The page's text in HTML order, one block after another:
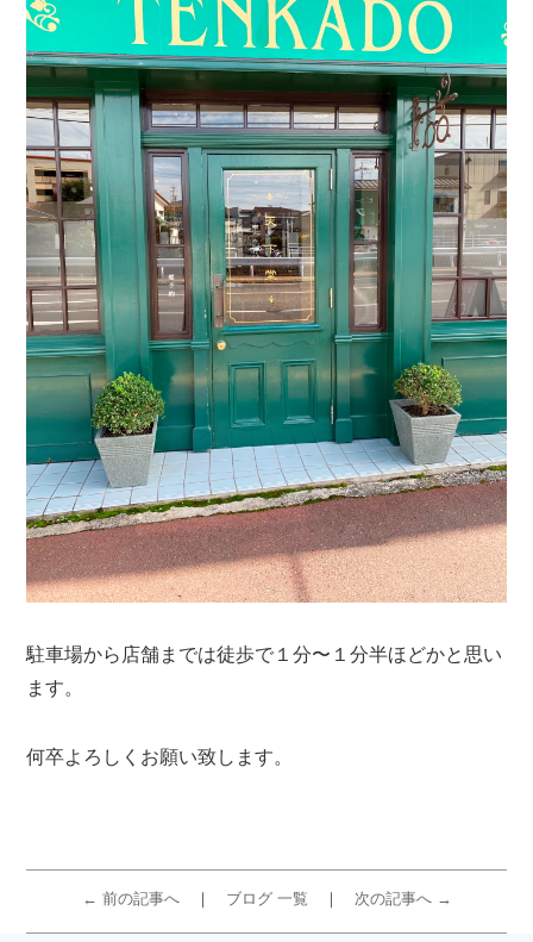
駐車場から店舗までは徒歩で１分〜１分半ほどかと思い
ます。
何卒よろしくお願い致します。
← 前の記事へ ブログ 一覧 次の記事へ →